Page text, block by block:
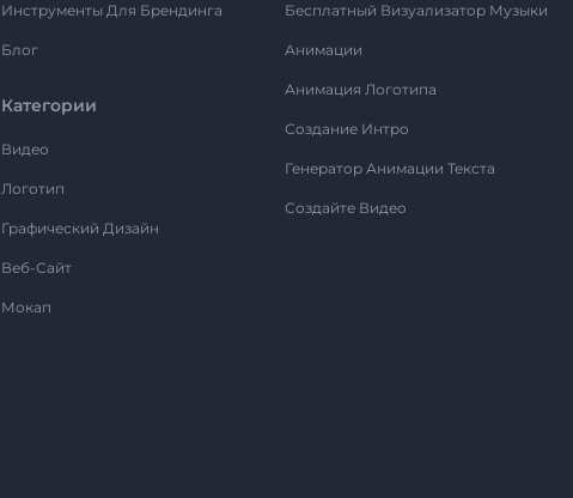
Инструменты Для Брендинга
Блог
Категории
Видео
Логотип
Графический Дизайн
Веб-Сайт
Мокап
Бесплатный Визуализатор Музыки
Анимации
Анимация Логотипа
Создание Интро
Генератор Анимации Текста
Создайте Видео